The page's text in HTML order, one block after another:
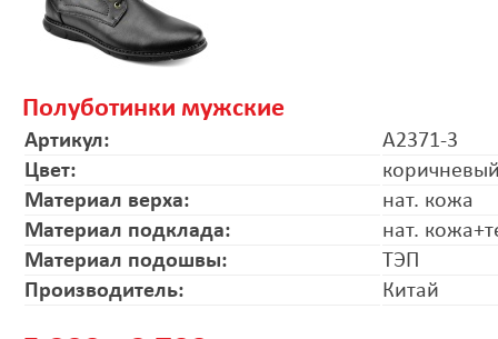
Полуботинки мужские
Артикул:
A2371-3
Цвет:
Материал верха:
нат. кожа
Материал подклада:
нат.
Материал подошвы:
ТЭП
Производитель:
Китай